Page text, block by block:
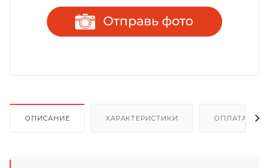
ОПИСАНИЕ ХАРАКТЕРИСТИКИ ОПЛАТА И